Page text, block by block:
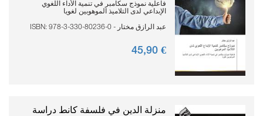
فاعلية نموذج سكامبر في تنمية الأداء اللغوي
الإبداعي لدى التلاميذ الموهوبين لغويا
عبد الرازق مختار - ISBN: 978-3-330-80236-0
€ 45,
90
منزلة الدين في فلسفة كانط دراسة